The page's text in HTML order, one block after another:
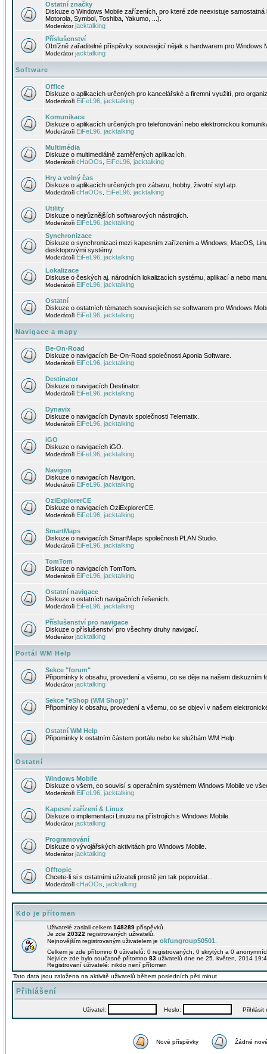
Ostatní značky
Diskuze o Windows Mobile zařízeních, pro které zde neexistuje
Motorola, Symbol, Toshiba, Yakumo, ...).
Moderátorjacktalking
Příslušenství
Obtížně zařaditelné příspěvky související nějak s hardwarem pro Windows
Moderátorjacktalking
Software
Office
Diskuze o aplikacích určených pro kancelářské a firemní využití, pro
Moderátoři EiFeL96 jacktalking
Komunikace
Diskuze o aplikacích určených pro telefonování nebo elektronickou
Moderátoři EiFeL96 jacktalking
Multimédia
Diskuze o multimediálně zaměřených aplikacích.
Moderátoři cHaOOs EiFeL96 jacktalking
Hry a volný čas
Diskuze o aplikacích určených pro zábavu, hobby, životní styl atp.
Moderátoři cHaOOs EiFeL96 jacktalking
Utility
Diskuze o nejrůznějších softwarových nástrojích.
Moderátoři EiFeL96 jacktalking
Synchronizace
Diskuze o synchronizaci mezi kapesním zařízením a Windows, MacOS,
desktopovými systémy.
Moderátoři EiFeL96 jacktalking
Lokalizace
Diskuse o českých aj. národních lokalizacích systému, aplikací a nebo
Moderátoři EiFeL96 jacktalking
Ostatní
Diskuze o ostatních tématech souvisejících se softwarem pro Windows
Moderátoři EiFeL96 jacktalking
Navigace a mapy
Be-On-Road
Diskuze o navigacích Be-On-Road společnosti Aponia Software.
Moderátoři EiFeL96 jacktalking
Destinator
Diskuze o navigacích Destinator.
Moderátoři EiFeL96 jacktalking
Dynavix
Diskuze o navigacích Dynavix společnosti Telematix.
Moderátoři EiFeL96 jacktalking
iGO
Diskuze o navigacích iGO.
Moderátoři EiFeL96 jacktalking
Navigon
Diskuze o navigacích Navigon.
Moderátoři EiFeL96 jacktalking
OziExplorerCE
Diskuze o navigacích OziExplorerCE.
Moderátoři EiFeL96 jacktalking
SmartMaps
Diskuze o navigacích SmartMaps společnosti PLAN Studio.
Moderátoři EiFeL96 jacktalking
TomTom
Diskuze o navigacích TomTom.
Moderátoři EiFeL96 jacktalking
Ostatní navigace
Diskuze o ostatních navigačních řešeních.
Moderátoři EiFeL96 jacktalking
Příslušenství pro navigace
Diskuze o příslušenství pro všechny druhy navigací.
Moderátorjacktalking
Portál WM Help
Sekce "forum"
Připomínky k obsahu, provedení a všemu, co se děje na našem diskuzním
Moderátorjacktalking
Sekce "eShop (WM Shop)"
Připomínky k obsahu, provedení a všemu, co se objeví v našem
Ostatní WM Help
Připomínky k ostatním částem portálu nebo ke službám WM Help.
Ostatní
Windows Mobile
Diskuze o všem, co souvisí s operačním systémem Windows Mobile ve
Moderátoři EiFeL96 jacktalking
Kapesní zařízení & Linux
Diskuze o implementaci Linuxu na přístrojích s Windows Mobile.
Moderátorjacktalking
Programování
Diskuze o vývojářských aktivitách pro Windows Mobile.
Moderátorjacktalking
Offtopic
Chcete-li si s ostatními uživateli prostě jen tak popovídat...
Moderátoři cHaOOs jacktalking
Kdo je přítomen
Uživatelé zaslali celkem 148289 příspěvků.
Je zde 20322 registrovaných uživatelů.
Nejnovějším registrovaným uživatelem je okfungroup50501
Celkem je zde přítomno 0 uživatelů: 0 registrovaných, 0 skrytých a 0
Nejvíce zde bylo současně přítomno 83 uživatelů dne ne 25. květen, 2014
Registrovaní uživatelé: nikdo není přítomen
Tato data jsou založena na aktivitě uživatelů během posledních pěti minut
Přihlášení
Uživatel: Heslo: Přihlásit
Nové příspěvky Žádné